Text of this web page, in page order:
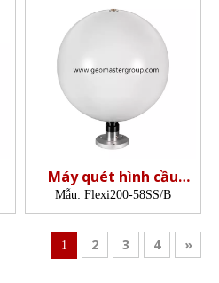
Máy quét hình cầu
(200mm,5/8' ADP)
Mẫu: Flexi200-58SS/B
1 2 3 4 »